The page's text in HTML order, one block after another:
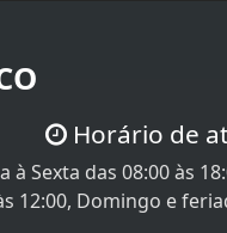
Horário de
à Sexta das 08:00 às
12:00, Domingo e